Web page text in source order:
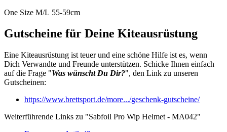
One Size M/L 55-59cm
Gutscheine für Deine Kiteausrüstung
Eine Kiteausrüstung ist teuer und eine schöne Hilfe ist es, wenn
Dich Verwandte und Freunde unterstützen. Schicke Ihnen einfach
auf die Frage "Was wünscht Du Dir?", den Link zu unseren
Gutscheinen:
https://www.brettsport.de/more.../geschenk-gutscheine/
Weiterführende Links zu "Sabfoil Pro Wip Helmet - MA042"